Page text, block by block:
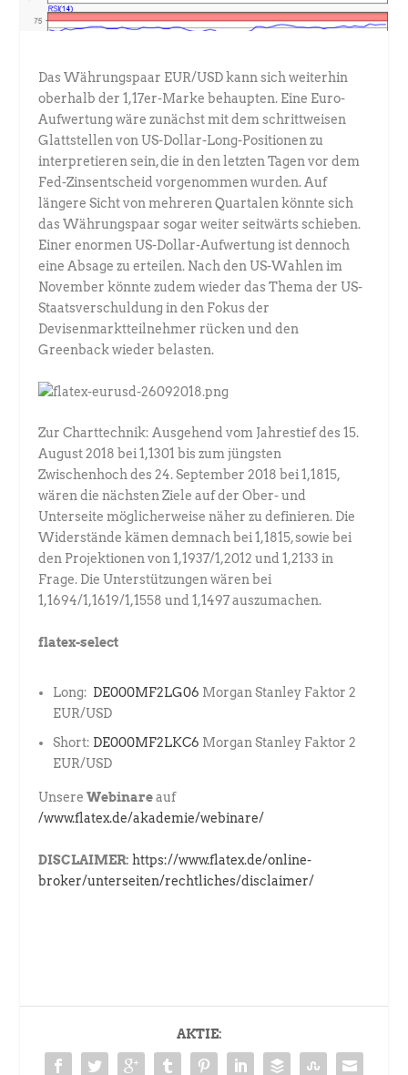
Das Währungspaar EUR/USD kann sich weiterhin
oberhalb der 1,17er-Marke behaupten. Eine Euro-
Aufwertung wäre zunächst mit dem schrittweisen
Glattstellen von US-Dollar-Long-Positionen zu
interpretieren sein, die in den letzten Tagen vor dem
Fed-Zinsentscheid vorgenommen wurden. Auf
längere Sicht von mehreren Quartalen könnte sich
das Währungspaar sogar weiter seitwärts schieben.
Einer enormen US-Dollar-Aufwertung ist dennoch
eine Absage zu erteilen. Nach den US-Wahlen im
November könnte zudem wieder das Thema der US-
Staatsverschuldung in den Fokus der
Devisenmarktteilnehmer rücken und den
Greenback wieder belasten.
Zur Charttechnik: Ausgehend vom Jahrestief des 15.
August 2018 bei 1,1301 bis zum jüngsten
Zwischenhoch des 24. September 2018 bei 1,1815,
wären die nächsten Ziele auf der Ober- und
Unterseite möglicherweise näher zu definieren. Die
Widerstände kämen demnach bei 1,1815, sowie bei
den Projektionen von 1,1937/1,2012 und 1,2133 in
Frage. Die Unterstützungen wären bei
1,1694/1,1619/1,1558 und 1,1497 auszumachen.
flatex-select
Long: DE000MF2LG06 Morgan Stanley Faktor 2
EUR/USD
Short: DE000MF2LKC6 Morgan Stanley Faktor 2
EUR/USD
UnsereWebinareauf
/www.flatex.de/akademie/webinare/
DISCLAIMER: https://www.flatex.de/online-
broker/unterseiten/rechtliches/disclaimer/
AKTIE: